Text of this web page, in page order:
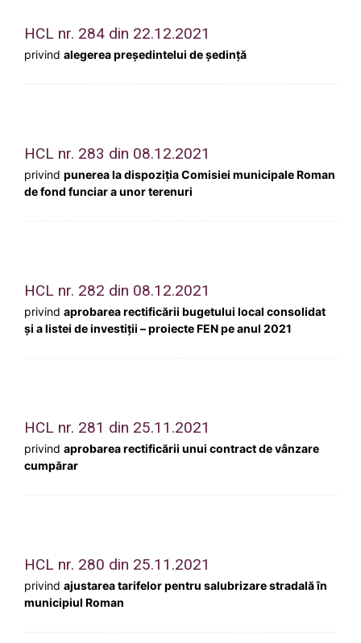
HCL nr. 284 din 22.12.2021
privind alegerea preşedintelui de şedinţă
HCL nr. 283 din 08.12.2021
privind punerea la dispoziția Comisiei municipale Roman
de fond funciar a unor terenuri
HCL nr. 282 din 08.12.2021
privind aprobarea rectificării bugetului local consolidat
și a listei de investiții – proiecte FEN pe anul 2021
HCL nr. 281 din 25.11.2021
privind aprobarea rectificării unui contract de vânzare
cumpărar
HCL nr. 280 din 25.11.2021
privind ajustarea tarifelor pentru salubrizare stradală în
municipiul Roman